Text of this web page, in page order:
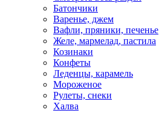
Батончики
Варенье, джем
Вафли, пряники, печенье
Желе, мармелад, пастила
Козинаки
Конфеты
Леденцы, карамель
Мороженое
Рулеты, снеки
Халва